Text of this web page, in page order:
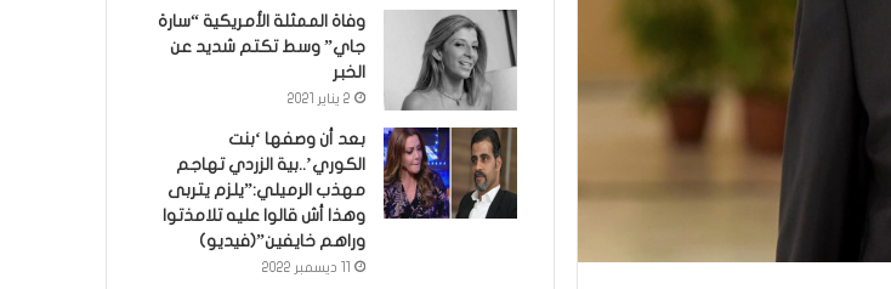
وفاة الممثلة الأمريكية “سارة
جاي” وسط تكتم شديد عن
الخبر
2 يناير 2021
بعد أن وصفها ‘بنت
الكوري’..بية الزردي تهاجم
مهذب الرميلي:”يلزم يتربى
وهذا أش قالوا عليه تلامذتوا
وراهم خايفين”(فيديو)